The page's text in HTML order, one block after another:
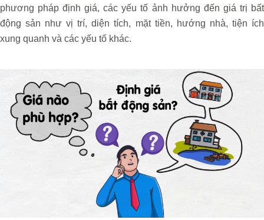
phương pháp định giá, các yếu tố ảnh hưởng đến giá trị bất
động sản như vị trí, diện tích, mặt tiền, hướng nhà, tiện ích
xung quanh và các yếu tố khác.